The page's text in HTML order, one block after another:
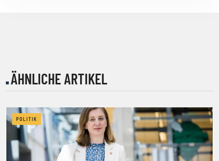
ÄHNLICHE ARTIKEL
POLITIK